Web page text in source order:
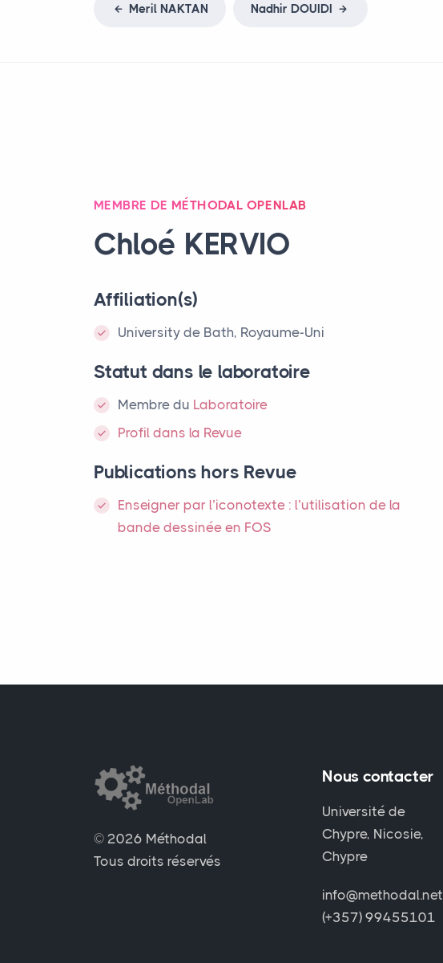
Meril NAKTAN Nadhir DOUIDI
MEMBRE DE MÉTHODAL OPENLAB
Chloé KERVIO
Affiliation(s)
University de Bath, Royaume-Uni
Statut dans le laboratoire
Membre du Laboratoire
Profil dans la Revue
Publications hors Revue
Enseigner par l’iconotexte : l’utilisation de la
bande dessinée en FOS
© 2026 Méthodal
Tous droits réservés
Nous contacter
Université de
Chypre, Nicosie,
Chypre
info@methodal.net
(+357) 99455101